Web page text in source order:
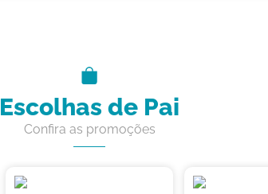
Escolhas de Pai
Confira as promoções